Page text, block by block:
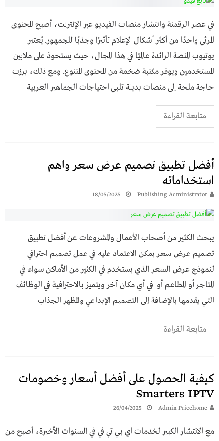
في عصر الرقمنة وانتشار منصات الفيديو عبر الإنترنت، أصبح المحتوى
المرئي واحدًا من أكثر أشكال الإعلام تأثيرًا وجذبًا للجمهور. يُعتبر
يوتيوب المنصة الرائدة عالميًا في هذا المجال، حيث يستحوذ على ملايين
المستخدمين ويوفر مكتبة ضخمة من المحتوى المتنوع. ومع ذلك، برزت
حاجة ملحة إلى منصات بديلة تلبي احتياجات الجماهير العربية
متابعة القراءة
أفضل تطبيق تصميم عرض سعر واهم
استخداماته
Publishing Administrator
18/05/2025
يبحث الكثير من أصحاب الأعمال والمشروعات عن أفضل تطبيق
تصميم عرض سعر يمكن الاعتماد عليه في عمل تصميم احترافي
لنموذج عرض السعر الذي يستخدم في الكثير من الأماكن سواء في
المتاجر أو المطاعم أو في أي مكان آخر ويتميز بالاحترافية في الوظائف
التي يقدمها بالإضافة إلى التصميم الإبداعي والمظهر الجذاب
متابعة القراءة
كيفية الحصول على أفضل أسعار وخصومات
Smarters IPTV
Admin Pricehome
26/04/2025
مع الانتشار الكبير لخدمات اي بي تي في في السنوات الأخيرة، أصبح من